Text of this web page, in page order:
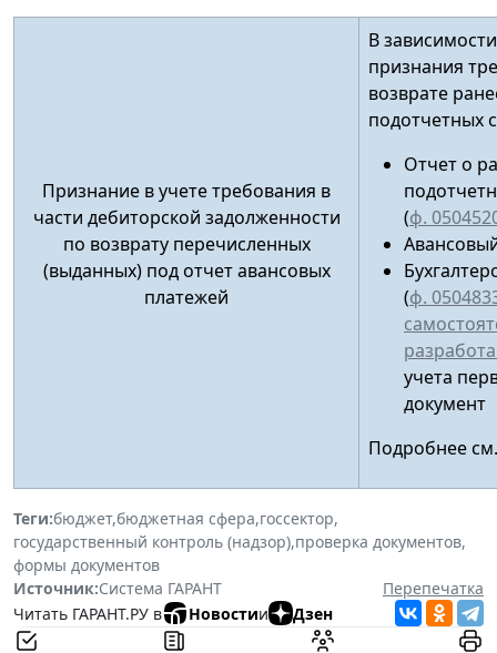
Признание в учете требования в
части дебиторской задолженности
по возврату перечисленных
(выданных) под отчет авансовых
платежей
В
признания
возврате
подотчетных
Отчет о
(ф.
(ф.
учета
документ
Подробнее
Теги:бюджет,бюджетная сфера,госсектор,
государственный контроль (надзор),проверка документов,
формы документов
Источник:Система ГАРАНТ
Перепечатка
Читать ГАРАНТ.РУ в
Новостии Дзен